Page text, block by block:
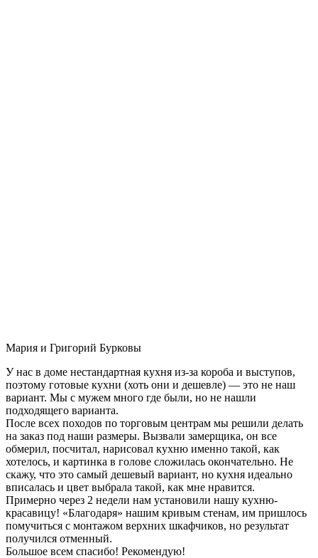
Мария и Григорий Бурковы
У нас в доме нестандартная кухня из-за короба и выступов,
поэтому готовые кухни (хоть они и дешевле) — это не наш
вариант. Мы с мужем много где были, но не нашли
подходящего варианта.
После всех походов по торговым центрам мы решили делать
на заказ под наши размеры. Вызвали замерщика, он все
обмерил, посчитал, нарисовал кухню именно такой, как
хотелось, и картинка в голове сложилась окончательно. Не
скажу, что это самый дешевый вариант, но кухня идеально
вписалась и цвет выбрала такой, как мне нравится.
Примерно через 2 недели нам установили нашу кухню-
красавицу! «Благодаря» нашим кривым стенам, им пришлось
помучиться с монтажом верхних шкафчиков, но результат
получился отменный.
Большое всем спасибо! Рекомендую!